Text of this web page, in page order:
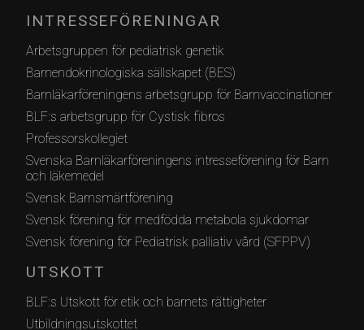
INTRESSEFÖRENINGAR
Arbetsgruppen för pediatrisk genetik
Barnendokrinologiska sällskapet (BES)
Barnläkarföreningens arbetsgrupp för Barnvaccinationer
BLF:s arbetsgrupp för Cystisk fibros
Professorskollegiet
Svenska Barnläkarföreningens intresseförening för Barn
och läkemedel
Svensk Barnsmärtförening
Svensk förening för medfödda metabola sjukdomar
Svensk förening för Pediatrisk palliativ vård (SFPPV)
UTSKOTT
BLF:s Utskott för etik och barnets rättigheter
Utbildningsutskottet